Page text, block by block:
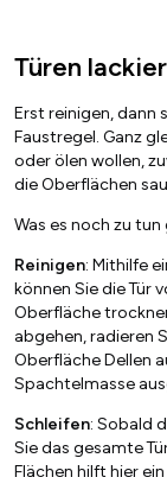
Türen
Erst reinigen, dann
Faustregel. Ganz
oder ölen wollen,
die Oberflächen
Was es noch zu
Reinigen: Mithilfe
können Sie die Tür
Oberfläche
abgehen, radieren
Oberfläche Dellen
Spachtelmasse
Schleifen: Sobald
Sie das gesamte
Flächen hilft hier